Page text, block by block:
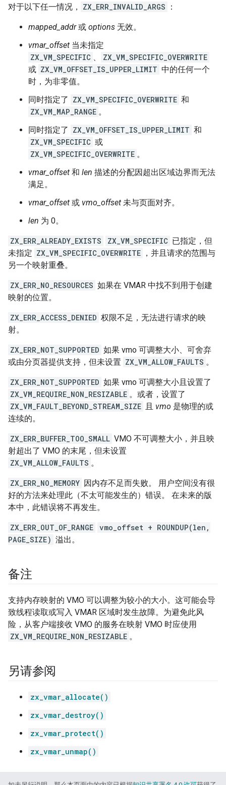
对于以下任一情况， ZX_ERR_INVALID_ARGS ：
mapped_addr或 options 无效。
vmar_offset 当未指定
ZX_VM_SPECIFIC 、
ZX_VM_SPECIFIC_OVERWRITE
或 ZX_VM_OFFSET_IS_UPPER_LIMIT 中的任何一个
时，为非零值。
同时指定了 ZX_VM_SPECIFIC_OVERWRITE 和
ZX_VM_MAP_RANGE 。
同时指定了 ZX_VM_OFFSET_IS_UPPER_LIMIT 和
ZX_VM_SPECIFIC 或
ZX_VM_SPECIFIC_OVERWRITE 。
vmar_offset 和 len 描述的分配因超出区域边界而无法
满足。
vmar_offset 或 vmo_offset 未与页面对齐。
len 为 0。
ZX_ERR_ALREADY_EXISTS ZX_VM_SPECIFIC 已指定，但
未指定 ZX_VM_SPECIFIC_OVERWRITE ，并且请求的范围与
另一个映射重叠。
ZX_ERR_NO_RESOURCES 如果在 VMAR 中找不到用于创建
映射的位置。
ZX_ERR_ACCESS_DENIED 权限不足，无法进行请求的映
射。
ZX_ERR_NOT_SUPPORTED 如果 vmo 可调整大小、可舍弃
或由分页器提供支持，但未设置 ZX_VM_ALLOW_FAULTS 。
ZX_ERR_NOT_SUPPORTED 如果 vmo 可调整大小且设置了
ZX_VM_REQUIRE_NON_RESIZABLE 。或者，设置了
ZX_VM_FAULT_BEYOND_STREAM_SIZE 且 vmo 是物理的或
连续的。
ZX_ERR_BUFFER_TOO_SMALL VMO 不可调整大小，并且映
射超出了 VMO 的末尾，但未设置
ZX_VM_ALLOW_FAULTS 。
ZX_ERR_NO_MEMORY 因内存不足而失败。 用户空间没有很
好的方法来处理此（不太可能发生的）错误。 在未来的版
本中，此错误将不再发生。
ZX_ERR_OUT_OF_RANGE
vmo_offset + ROUNDUP(len,
PAGE_SIZE) 溢出。
备注
支持内存映射的 VMO 可以调整为较小的大小。这可能会导
致线程读取或写入 VMAR 区域时发生故障。为避免此风
险，从客户端接收 VMO 的服务在映射 VMO 时应使用
ZX_VM_REQUIRE_NON_RESIZABLE 。
另请参阅
zx_vmar_allocate()
zx_vmar_destroy()
zx_vmar_protect()
zx_vmar_unmap()